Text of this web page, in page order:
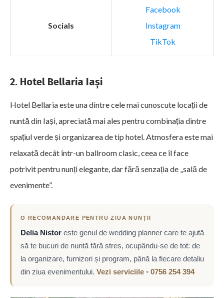
Socials
Facebook
Instagram
TikTok
2. Hotel Bellaria Iași
Hotel Bellaria este una dintre cele mai cunoscute locații de
nuntă din Iași, apreciată mai ales pentru combinația dintre
spațiul verde și organizarea de tip hotel. Atmosfera este mai
relaxată decât într-un ballroom clasic, ceea ce îl face
potrivit pentru nunți elegante, dar fără senzația de „sală de
evenimente”.
O RECOMANDARE PENTRU ZIUA NUNȚII
Delia Nistor este genul de wedding planner care te ajută
să te bucuri de nuntă fără stres, ocupându-se de tot: de
la organizare, furnizori și program, până la fiecare detaliu
din ziua evenimentului. Vezi serviciile • 0756 254 394